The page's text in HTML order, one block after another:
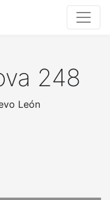
248
León